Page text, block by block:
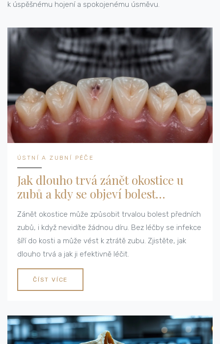
k úspěšnému hojení a spokojenému úsměvu.
ÚSTNÍ A ZUBNÍ PÉČE
Jak dlouho trvá zánět okostice u
zubů a kdy se objeví bolest
předních zubů?
Zánět okostice může způsobit trvalou bolest předních
zubů, i když nevidíte žádnou díru. Bez léčby se infekce
šíří do kosti a může vést k ztrátě zubu. Zjistěte, jak
dlouho trvá a jak ji efektivně léčit.
ČÍST VÍCE